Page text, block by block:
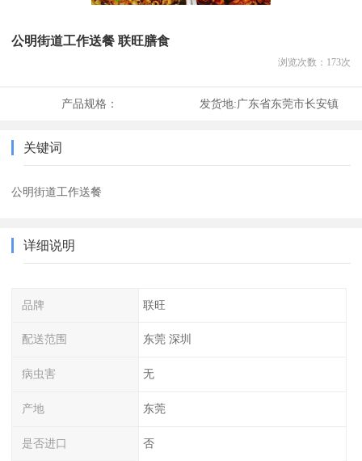
公明街道工作送餐 联旺膳食
浏览次数： 173次
产品规格： 发货地:广东省东莞市长安镇
关键词
公明街道工作送餐
详细说明
品牌 联旺
配送范围 东莞 深圳
病虫害 无
产地 东莞
是否进口 否